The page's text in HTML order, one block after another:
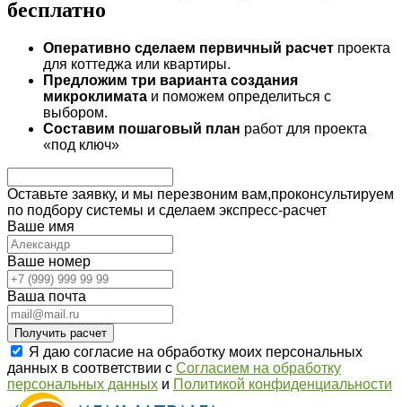
бесплатно
Оперативно сделаем первичный расчет проекта
для коттеджа или квартиры.
Предложим три варианта создания
микроклимата и поможем определиться с
выбором.
Составим пошаговый план работ для проекта
«под ключ»
Оставьте заявку, и мы перезвоним вам,проконсультируем
по подбору системы и сделаем экспресс-расчет
Ваше имя
Ваше номер
Вашa почта
Получить расчет
Я даю согласие на обработку моих персональных
данных в соответствии с Согласием на обработку
персональных данных и Политикой конфиденциальности